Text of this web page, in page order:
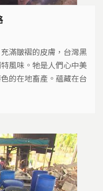
滿皺褶的皮膚，台灣黑
風味。牠是人們心中美
的在地畜產。蘊藏在台
傳承？